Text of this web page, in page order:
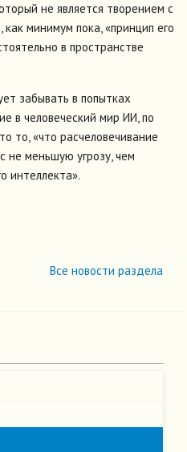
не является творением с
минимум пока, «принцип его
в пространстве
забывать в попытках
в человеческий мир ИИ, по
то, «что расчеловечивание
не меньшую угрозу, чем
интеллекта».
Все новости раздела